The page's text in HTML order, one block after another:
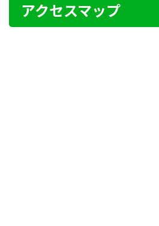
アクセスマップ